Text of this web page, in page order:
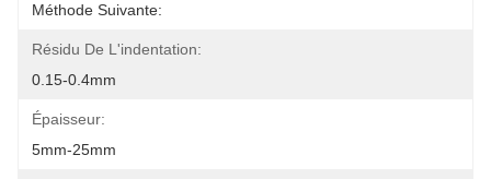
Méthode Suivante:
Résidu De L'indentation:
0.15-0.4mm
Épaisseur:
5mm-25mm